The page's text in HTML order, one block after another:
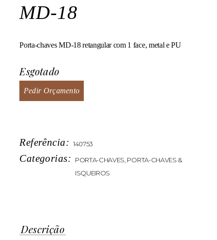
MD-18
Porta-chaves MD-18 retangular com 1 face, metal e PU
Esgotado
Pedir Orçamento
Referência: 140753
Categorias: PORTA-CHAVES, PORTA-CHAVES &
ISQUEIROS
Descrição